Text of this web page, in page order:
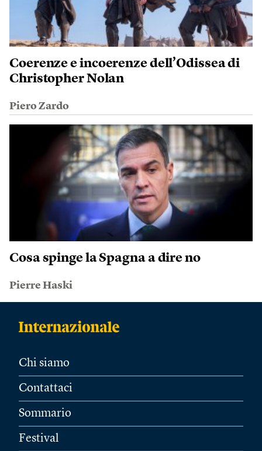
Coerenze e incoerenze dell’Odissea di
Christopher Nolan
Piero Zardo
Cosa spinge la Spagna a dire no
Pierre Haski
Chi siamo
Contattaci
Sommario
Festival